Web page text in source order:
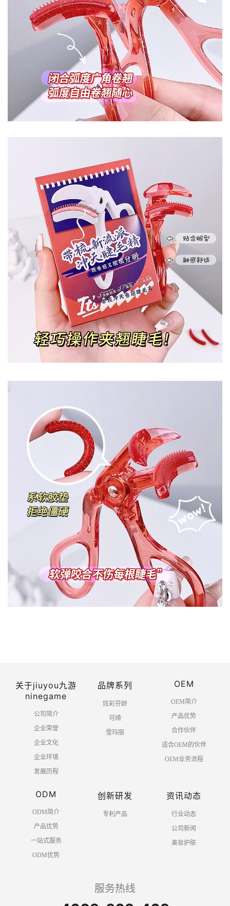
关于jiuyou九游
ninegame
公司简介
企业荣誉
企业文化
企业环境
发展历程
品牌系列
炫彩芬龄
可绮
雪玛丽
OEM
OEM简介
产品优势
合作伙伴
适合OEM的伙伴
OEM业务流程
ODM
ODM简介
产品优势
一站式服务
ODM优势
创新研发
专利产品
资讯动态
行业动态
公司新闻
美妆护肤
服务热线